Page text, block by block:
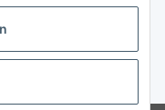
Unternehmer-Regelung.,